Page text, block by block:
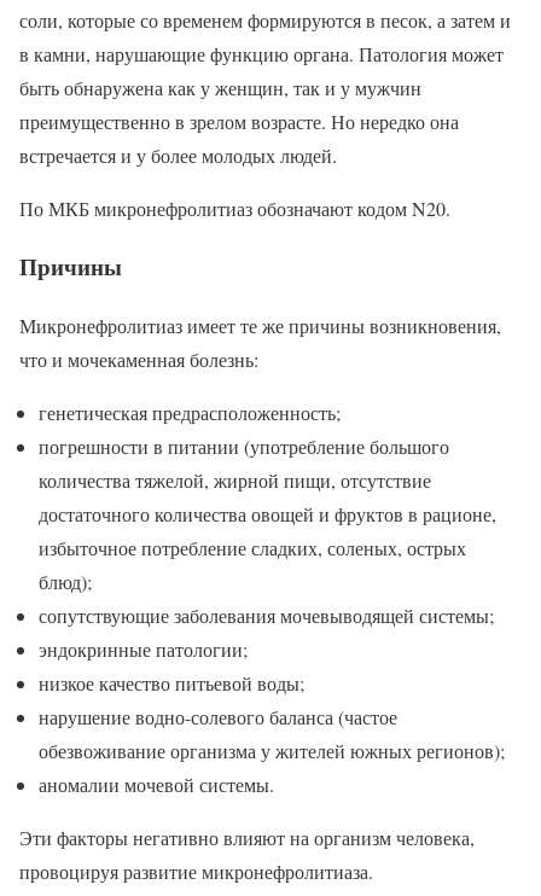
соли, которые со временем формируются в песок, а затем и
в камни, нарушающие функцию органа. Патология может
быть обнаружена как у женщин, так и у мужчин
преимущественно в зрелом возрасте. Но нередко она
встречается и у более молодых людей.
По МКБ микронефролитиаз обозначают кодом N20.
Причины
Микронефролитиаз имеет те же причины возникновения,
что и мочекаменная болезнь:
генетическая предрасположенность;
погрешности в питании (употребление большого
количества тяжелой, жирной пищи, отсутствие
достаточного количества овощей и фруктов в рационе,
избыточное потребление сладких, соленых, острых
блюд);
сопутствующие заболевания мочевыводящей системы;
эндокринные патологии;
низкое качество питьевой воды;
нарушение водно-солевого баланса (частое
обезвоживание организма у жителей южных регионов);
аномалии мочевой системы.
Эти факторы негативно влияют на организм человека,
провоцируя развитие микронефролитиаза.